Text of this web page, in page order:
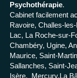
Psychothérapie.
Cabinet facilement
Ravoire, Challes-
Lac, La Roche-sur-
Chambéry, Ugine,
Maurice, Saint-
Sallanches, Saint-
Isère, Mercury,La